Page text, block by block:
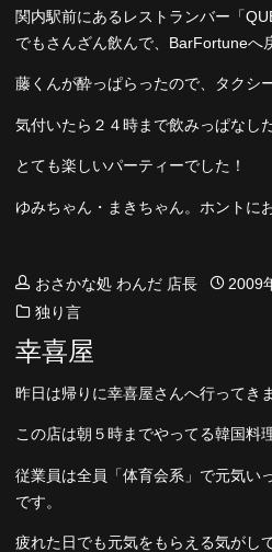
関内駅前にあるレストランバー「
でもさんざん飲んで、BarFortuneへ
藤くんが酔っぱらったので、タクシ
気付いたら２４時まで飲みっぱなし
とても楽しいパーティーでした！
ゆみちゃん・まきちゃん。ホントに
おさかな処 わんだ 店長
2009
独り言
幸喜屋
昨日は帰りに幸喜屋さんへ行ってき
この店は朝５時までやってる韓国料
従業員は全員「体育会系」で元気い
です。
疲れた日でも元気をもらえる気がし